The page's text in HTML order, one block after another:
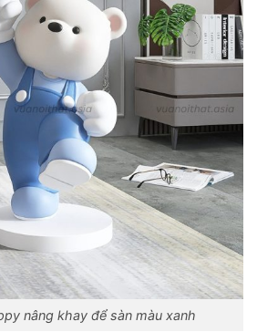
nâng khay để sàn màu xanh